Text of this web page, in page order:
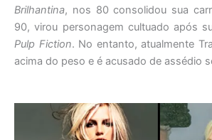
Brilhantina, nos 80 consolidou sua
90, virou personagem cultuado após
Pulp Fiction. No entanto, atualmente
acima do peso e é acusado de assédio